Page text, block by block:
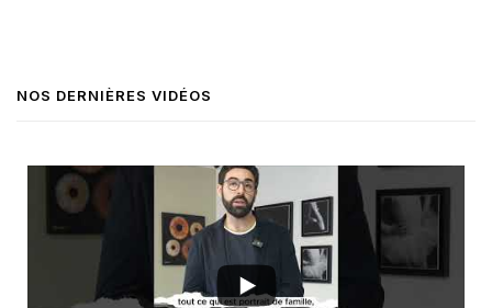
NOS DERNIÈRES VIDÉOS